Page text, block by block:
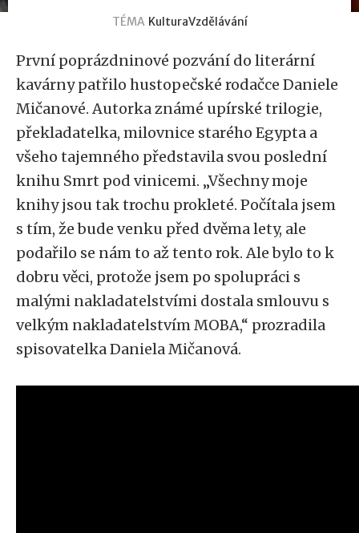
TÉMA KulturaVzdělávání
První poprázdninové pozvání do literární
kavárny patřilo hustopečské rodačce Daniele
Mičanové. Autorka známé upírské trilogie,
překladatelka, milovnice starého Egypta a
všeho tajemného představila svou poslední
knihu Smrt pod vinicemi. „Všechny moje
knihy jsou tak trochu prokleté. Počítala jsem
s tím, že bude venku před dvěma lety, ale
podařilo se nám to až tento rok. Ale bylo to k
dobru věci, protože jsem po spolupráci s
malými nakladatelstvími dostala smlouvu s
velkým nakladatelstvím MOBA,“ prozradila
spisovatelka Daniela Mičanová.